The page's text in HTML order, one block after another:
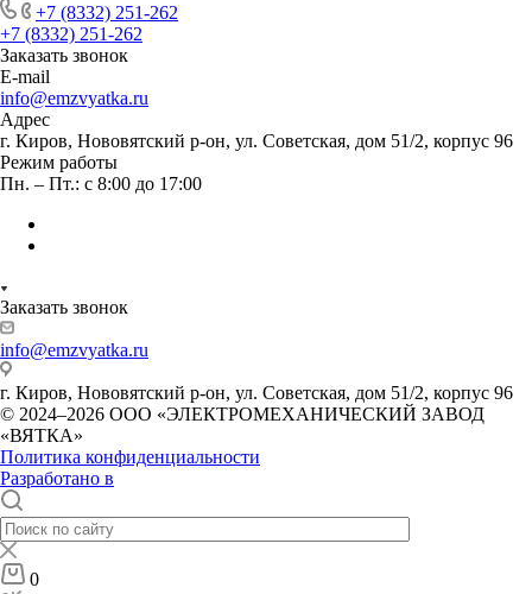
+7 (8332) 251-262
+7 (8332) 251-262
Заказать звонок
E-mail
info@emzvyatka.ru
Адрес
г. Киров, Нововятский р-он, ул. Советская, дом 51/2, корпус 96
Режим работы
Пн. – Пт.: с 8:00 до 17:00
Заказать звонок
info@emzvyatka.ru
г. Киров, Нововятский р-он, ул. Советская, дом 51/2, корпус 96
© 2024–2026 ООО «ЭЛЕКТРОМЕХАНИЧЕСКИЙ ЗАВОД
«ВЯТКА»
Политика конфиденциальности
Разработано в
0